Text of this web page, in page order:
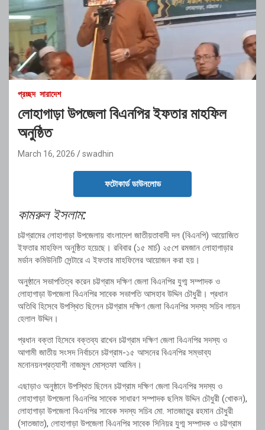
প্রচ্ছদ সারাদেশ
লোহাগাড়া উপজেলা বিএনপির ইফতার মাহফিল
অনুষ্ঠিত
March 16, 2026 swadhin
ফটোকার্ড ডাউনলোড
কামরুলইসলাম:
চট্টগ্রামের লোহাগাড়া উপজেলায় বাংলাদেশ জাতীয়তাবাদী দল (বিএনপি) আয়োজিত
ইফতার মাহফিল অনুষ্ঠিতহয়েছে। রবিবার (১৫ মার্চ) ২৫শে রমজান লোহাগাড়ার
মর্ডান কমিউনিটি সেন্টারে এ ইফতার মাহফিলের আয়োজন করা হয়।
অনুষ্ঠানে সভাপতিত্ব করেন চট্টগ্রাম দক্ষিণ জেলা বিএনপির যুগ্ম সম্পাদক ও
লোহাগাড়া উপজেলা বিএনপির সাবেক সভাপতিআসহাব উদ্দিন চৌধুরী। প্রধান
অতিথি হিসেবে উপস্থিতছিলেন চট্টগ্রাম দক্ষিণ জেলা বিএনপির সদস্য সচিব লায়ন
হেলাল উদ্দিন।
প্রধান বক্তা হিসেবে বক্তব্য রাখেন চট্টগ্রাম দক্ষিণ জেলা বিএনপির সদস্য ও
আগামী জাতীয় সংসদনির্বাচনে চট্টগ্রাম-১৫ আসনের বিএনপির সম্ভাব্য
মনোনয়নপ্রত্যাশী নাজমুল মোস্তফা আমিন।
এছাড়াও অনুষ্ঠানে উপস্থিতছিলেন চট্টগ্রাম দক্ষিণ জেলা বিএনপির সদস্য ও
লোহাগাড়া উপজেলা বিএনপির সাবেক সাধারণ সম্পাদক ছলিম উদ্দিন চৌধুরী (খোকন),
লোহাগাড়া উপজেলা বিএনপির সাবেক সদস্য সচিব মো. সাতজাতুর রহমান চৌধুরী
(সাতজাত), লোহাগাড়া উপজেলা বিএনপির সাবেক সিনিয়র যুগ্ম সম্পাদক ও চট্টগ্রাম